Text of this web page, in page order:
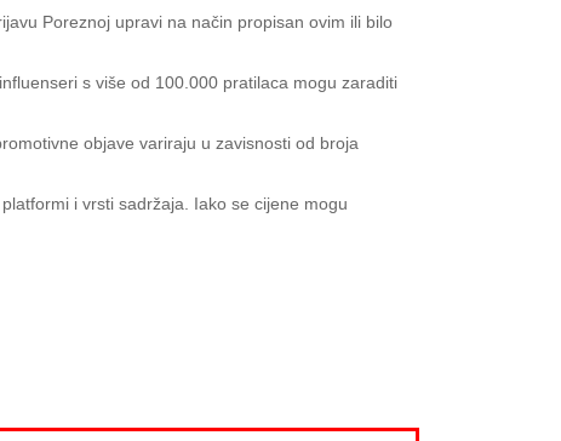
Poreznoj upravi na način propisan ovim ili bilo
s više od 100.000 pratilaca mogu zaraditi
objave variraju u zavisnosti od broja
i vrsti sadržaja. Iako se cijene mogu